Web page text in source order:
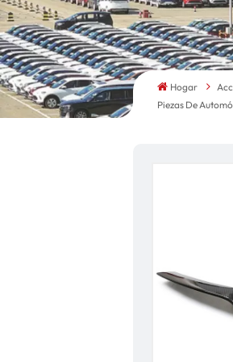
Hogar
Piezas De